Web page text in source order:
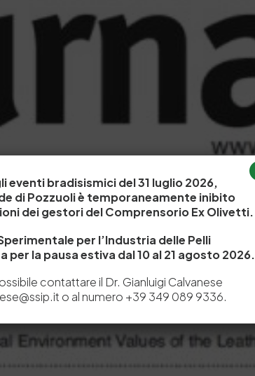
eventi bradisismici del 31 luglio 2026,
di Pozzuoli è temporaneamente inibito
dei gestori del Comprensorio Ex Olivetti.
per l’Industria delle Pelli
per la pausa estiva dal 10 al 21 agosto 2026.
contattare il Dr. Gianluigi Calvanese
o al numero +39 349 089 9336.